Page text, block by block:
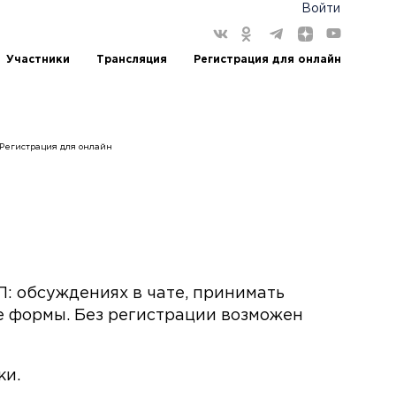
Войти
Участники Трансляция Регистрация для онлайн
Регистрация для онлайн
обсуждениях в чате, принимать
формы. Без регистрации возможен